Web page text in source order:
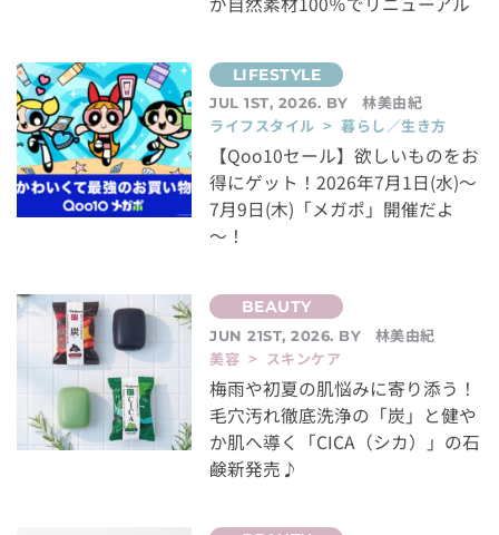
JUL 1ST, 2026. BY
林美由紀
ライフスタイル > 暮らし／生き方
【Qoo10セール】欲しいものをお
得にゲット！2026年7月1日(水)～
7月9日(木)「メガポ」開催だよ
～！
JUN 21ST, 2026. BY
林美由紀
美容 > スキンケア
梅雨や初夏の肌悩みに寄り添う！
毛穴汚れ徹底洗浄の「炭」と健や
か肌へ導く「CICA（シカ）」の石
鹸新発売♪